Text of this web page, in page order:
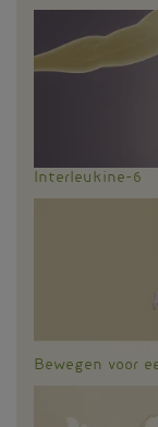
Interleukine-6
Bewegen voor